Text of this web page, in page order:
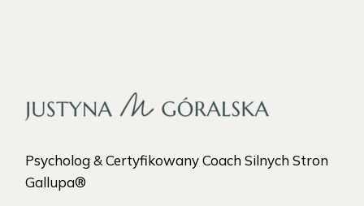
Psycholog & Certyfikowany Coach Silnych Stron
Gallupa®